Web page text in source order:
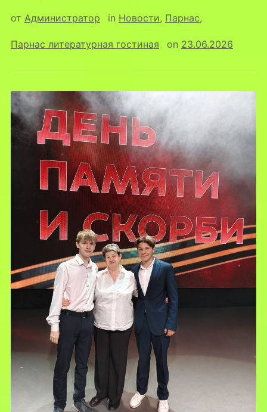
от Администратор in Новости, Парнас,
Парнас литературная гостиная on 23.06.2026